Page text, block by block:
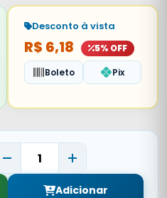
Desconto à vista
R$ 6,18
5% OFF
Boleto
Pix
Adicionar